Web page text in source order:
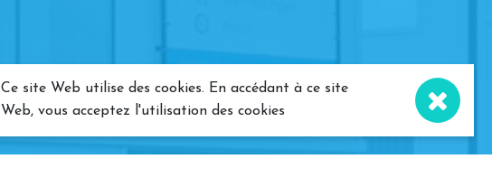
Ce site Web utilise des cookies. En accédant à ce site
Web, vous acceptez l'utilisation des cookies